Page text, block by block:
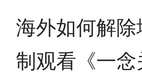
海外如何解除
制观看《一念